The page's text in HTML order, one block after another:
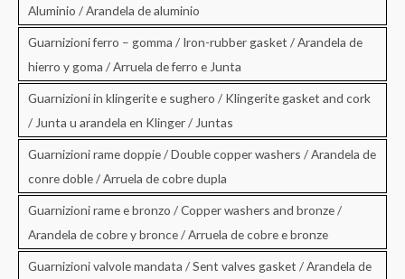
Aluminio / Arandela de aluminio
Guarnizioni ferro – gomma / Iron-rubber gasket / Arandela de
hierro y goma / Arruela de ferro e Junta
Guarnizioni in klingerite e sughero / Klingerite gasket and cork
/ Junta u arandela en Klinger / Juntas
Guarnizioni rame doppie / Double copper washers / Arandela de
conre doble / Arruela de cobre dupla
Guarnizioni rame e bronzo / Copper washers and bronze /
Arandela de cobre y bronce / Arruela de cobre e bronze
Guarnizioni valvole mandata / Sent valves gasket / Arandela de